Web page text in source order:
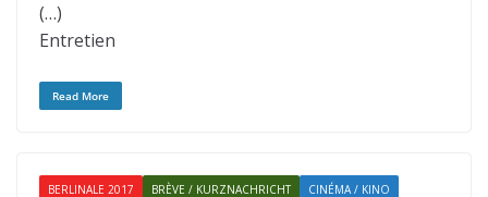
(…)
Entretien
Read More
BERLINALE 2017 BRÈVE / KURZNACHRICHT
CINÉMA / KINO